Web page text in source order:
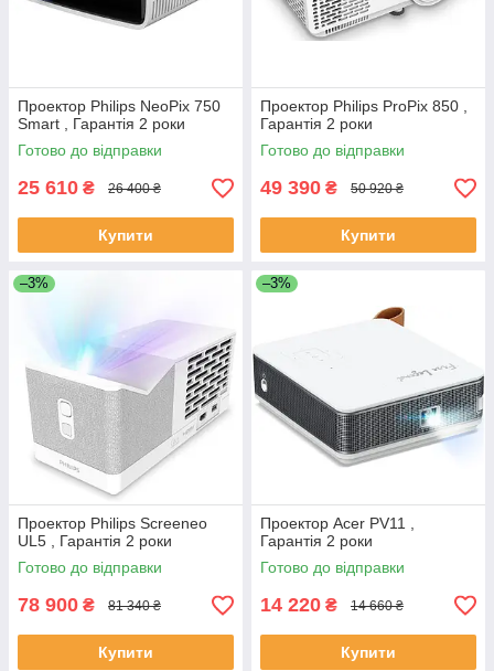
Проектор Philips NeoPix 750
Smart , Гарантія 2 роки
Готово до відправки
25 610 ₴ 26 400 ₴
Купити
Проектор Philips ProPix 850 ,
Гарантія 2 роки
Готово до відправки
49 390 ₴ 50 920 ₴
Купити
–3%
Проектор Philips Screeneo
UL5 , Гарантія 2 роки
Готово до відправки
78 900 ₴ 81 340 ₴
Купити
–3%
Проектор Acer PV11 ,
Гарантія 2 роки
Готово до відправки
14 220 ₴ 14 660 ₴
Купити